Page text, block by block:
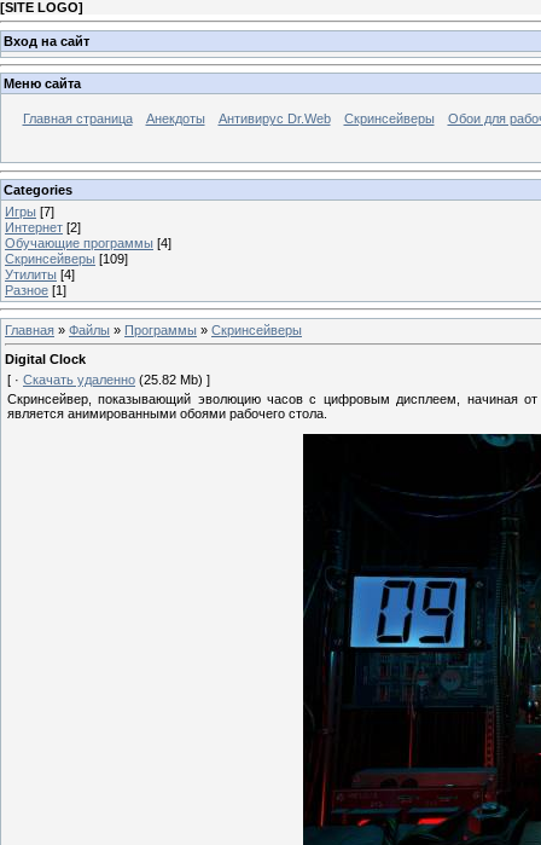
[SITE LOGO]
Вход на сайт
Меню сайта
Главная страница Анекдоты Антивирус Dr.Web Скринсейверы Обои для
Categories
Игры [7]
Интернет [2]
Обучающие программы [4]
Скринсейверы [109]
Утилиты [4]
Разное [1]
Главная » Файлы » Программы » Скринсейверы
Digital Clock
[ · Скачать удаленно (25.82 Mb) ]
Скринсейвер, показывающий эволюцию часов с цифровым дисплеем, начиная
является анимированными обоями рабочего стола.